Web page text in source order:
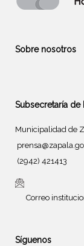
Sobre nosotros
Subsecretaría de
Municipalidad de
(2942) 421413
Correo
Síguenos